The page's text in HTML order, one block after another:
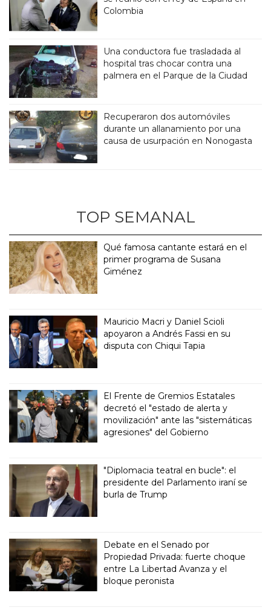
Colombia
Una conductora fue trasladada al
hospital tras chocar contra una
palmera en el Parque de la Ciudad
Recuperaron dos automóviles
durante un allanamiento por una
causa de usurpación en Nonogasta
TOP SEMANAL
Qué famosa cantante estará en el
primer programa de Susana
Giménez
Mauricio Macri y Daniel Scioli
apoyaron a Andrés Fassi en su
disputa con Chiqui Tapia
El Frente de Gremios Estatales
decretó el "estado de alerta y
movilización" ante las "sistemáticas
agresiones" del Gobierno
"Diplomacia teatral en bucle": el
presidente del Parlamento iraní se
burla de Trump
Debate en el Senado por
Propiedad Privada: fuerte choque
entre La Libertad Avanza y el
bloque peronista